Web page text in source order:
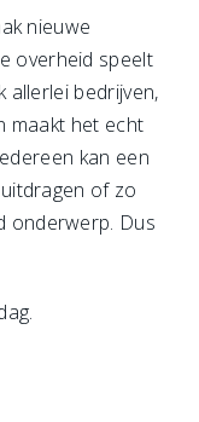
nieuwe
overheid speelt
allerlei bedrijven,
maakt het echt
kan een
of zo
onderwerp. Dus